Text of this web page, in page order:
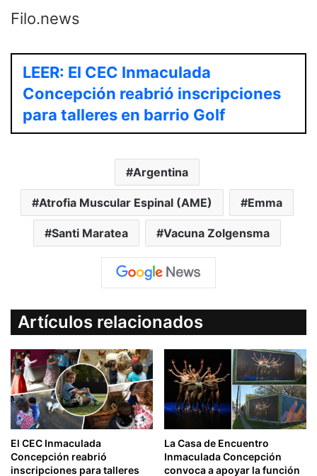
Filo.news
LEER: El CEC Inmaculada
Concepción reabrió inscripciones
para talleres en barrio Golf
Argentina
Atrofia Muscular Espinal (AME) Emma
Santi Maratea Vacuna Zolgensma
Artículos relacionados
El CEC Inmaculada
Concepción reabrió
inscripciones para talleres
La Casa de Encuentro
Inmaculada Concepción
convoca a apoyar la función